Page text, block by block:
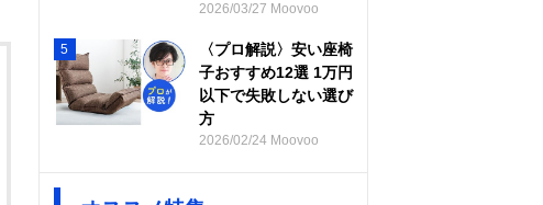
2026/03/27 Moovoo
5
〈プロ解説〉安い座椅
子おすすめ12選 1万円
以下で失敗しない選び
方
2026/02/24 Moovoo